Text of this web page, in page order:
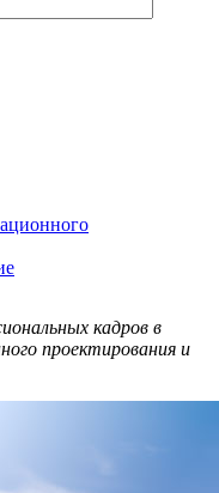
кадров в
проектирования и